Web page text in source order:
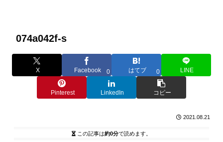
074a042f-s
X Facebook 0 はてブ 0 LINE
Pinterest LinkedIn コピー
2021.08.21
この記事は約0分で読めます。